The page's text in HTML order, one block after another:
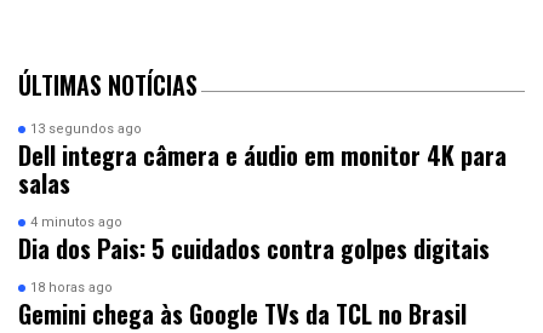
ÚLTIMAS NOTÍCIAS
13 segundos ago
Dell integra câmera e áudio em monitor 4K para
salas
4 minutos ago
Dia dos Pais: 5 cuidados contra golpes digitais
18 horas ago
Gemini chega às Google TVs da TCL no Brasil